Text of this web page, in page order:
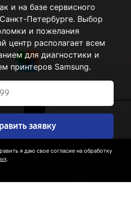
и на базе сервисного
Петербурге. Выбор
и пожелания
центр располагает всем
для диагностики и
принтеров Samsung.
заявку
я даю свое согласие на обработку
.